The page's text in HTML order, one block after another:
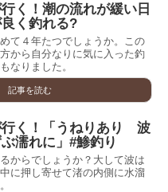
く！潮の流れが緩い日
く釣れる?
て４年たつでしょうか。この
から自分なりに気に入った釣
なりました。
記事を読む
行く！「うねりあり 波
濡れに」#鯵釣り
からでしょうか？大して波は
に押し寄せて渚の内側に水溜